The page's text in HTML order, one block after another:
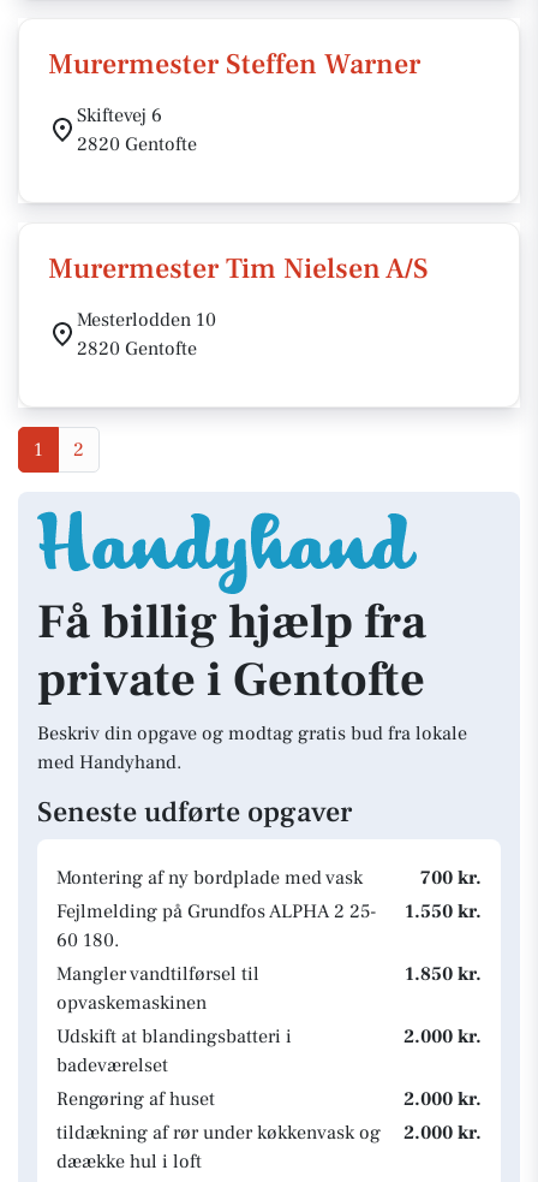
Murermester Steffen Warner
Skiftevej 6
2820 Gentofte
Murermester Tim Nielsen A/S
Mesterlodden 10
2820 Gentofte
1 2
Få billig hjælp fra
private i Gentofte
Beskriv din opgave og modtag gratis bud fra lokale
med Handyhand.
Seneste udførte opgaver
Montering af ny bordplade med vask
700 kr.
Fejlmelding på Grundfos ALPHA 2 25-
60 180.
1.550 kr.
Mangler vandtilførsel til
opvaskemaskinen
1.850 kr.
Udskift at blandingsbatteri i
badeværelset
2.000 kr.
Rengøring af huset
2.000 kr.
tildækning af rør under køkkenvask og
dæække hul i loft
2.000 kr.